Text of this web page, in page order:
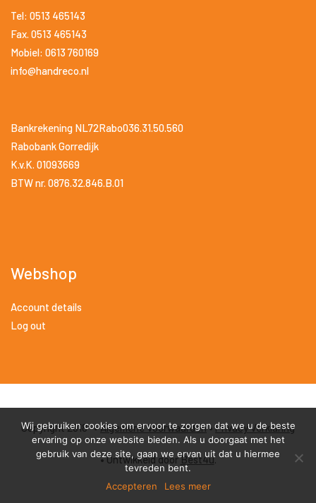
Tel: 0513 465143
Fax. 0513 465143
Mobiel: 0613 760169
info@handreco.nl
Bankrekening NL72Rabo036.31.50.560
Rabobank Gorredijk
K.v.K. 01093669
BTW nr. 0876.32.846.B.01
Webshop
Account details
Log out
Copyright 2018 •Algemene Voorwaarden•Privacy Verklaring
• Ontwikkeld doorBest4u.
Wij gebruiken cookies om ervoor te zorgen dat we u de beste
ervaring op onze website bieden. Als u doorgaat met het
gebruik van deze site, gaan we ervan uit dat u hiermee
tevreden bent.
Accepteren
Lees meer